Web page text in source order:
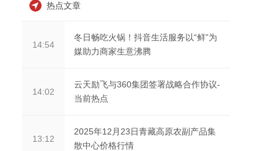
热点文章
14:54
冬日畅吃火锅！抖音生活服务以“鲜”为
媒助力商家生意沸腾
14:02
云天励飞与360集团签署战略合作协议-
当前热点
13:12
2025年12月23日青藏高原农副产品集
散中心价格行情